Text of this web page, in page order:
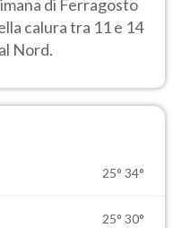
di Ferragosto
calura tra 11 e 14
Nord.
25° 34°
25° 30°